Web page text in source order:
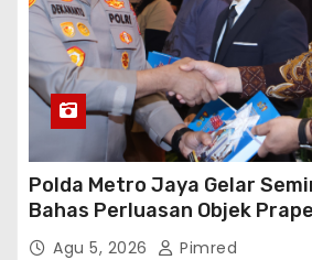
Polda Metro Jaya Gelar
Bahas Perluasan Objek
KUHAP Baru
Agu 5, 2026 Pimred